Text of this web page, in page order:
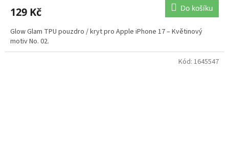
129 Kč Do košíku
Glow Glam TPU pouzdro / kryt pro Apple iPhone 17 – Květinový
motiv No. 02.
Kód: 1645547